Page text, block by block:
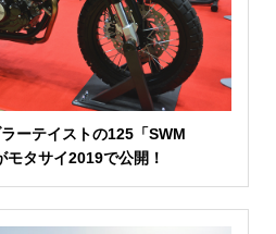
ーテイストの125「SWM
タサイ2019で公開！